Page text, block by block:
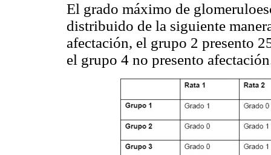
El grado máximo de
distribuido de la siguiente
afectación, el grupo 2 presento
el grupo 4 no presento